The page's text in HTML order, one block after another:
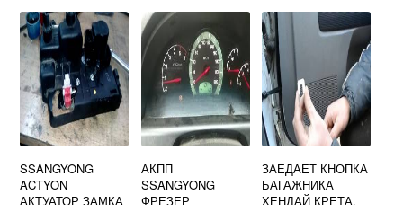
SSANGYONG
ACTYON
АКТУАТОР ЗАМКА
АКПП
SSANGYONG
ФРЕЗЕР
ЗАЕДАЕТ КНОПКА
БАГАЖНИКА
ХЕНДАЙ КРЕТА.